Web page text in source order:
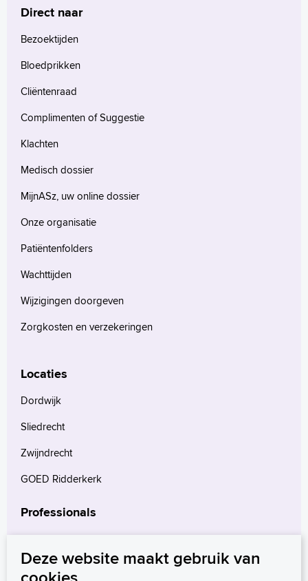
Direct naar
Bezoektijden
Bloedprikken
Cliëntenraad
Complimenten of Suggestie
Klachten
Medisch dossier
MijnASz, uw online dossier
Onze organisatie
Patiëntenfolders
Wachttijden
Wijzigingen doorgeven
Zorgkosten en verzekeringen
Locaties
Dordwijk
Sliedrecht
Zwijndrecht
GOED Ridderkerk
Professionals
Verwijzers
Wetenschappelijk onderzoek
Deze website maakt gebruik van